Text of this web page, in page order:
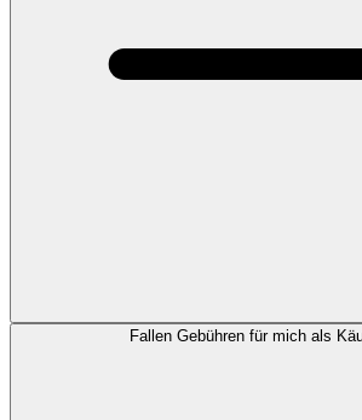
Fallen Gebühren für mich als